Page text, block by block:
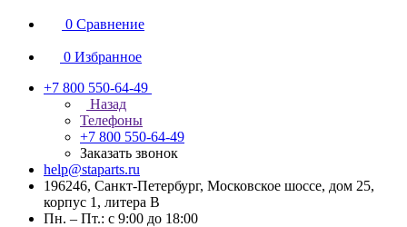
0 Сравнение
0 Избранное
+7 800 550-64-49
Назад
Телефоны
+7 800 550-64-49
Заказать звонок
help@staparts.ru
196246, Санкт-Петербург, Московское шоссе, дом 25,
корпус 1, литера В
Пн. – Пт.: с 9:00 до 18:00